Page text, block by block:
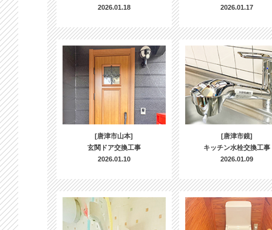
2026.01.18
2026.01.17
[唐津市山本]
玄関ドア交換工事
2026.01.10
[唐津市鏡]
キッチン水栓交換工事
2026.01.09